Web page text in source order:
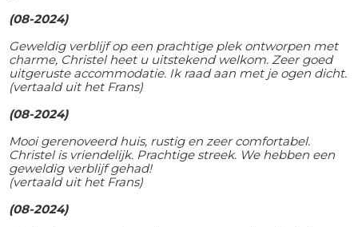
(08-2024)
Geweldig verblijf op een prachtige plek ontworpen met
charme, Christel heet u uitstekend welkom. Zeer goed
uitgeruste accommodatie. Ik raad aan met je ogen dicht.
(vertaald uit het Frans)
(08-2024)
Mooi gerenoveerd huis, rustig en zeer comfortabel.
Christel is vriendelijk. Prachtige streek. We hebben een
geweldig verblijf gehad!
(vertaald uit het Frans)
(08-2024)